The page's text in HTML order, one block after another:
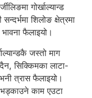
गोर्खाल्यान्ड
शिलोङ क्षेत्रमा
फैलाइयो।
जस्तो माग
सिक्किमका लाटा-
त्रास फैलाइयो।
भड्काउने काम एउटा